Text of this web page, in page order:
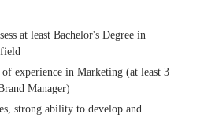
at least Bachelor's Degree in
experience in Marketing (at least 3
Manager)
strong ability to develop and